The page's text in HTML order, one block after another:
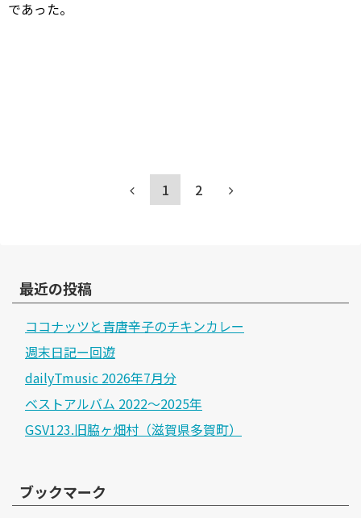
であった。
1 2
最近の投稿
ココナッツと青唐辛子のチキンカレー
週末日記ー回遊
dailyTmusic 2026年7月分
ベストアルバム 2022～2025年
GSV123.旧脇ヶ畑村（滋賀県多賀町）
ブックマーク